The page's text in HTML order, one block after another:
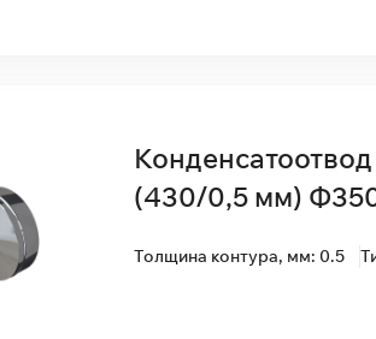
(430/0,5 мм)
Толщина контура, мм: 0.5